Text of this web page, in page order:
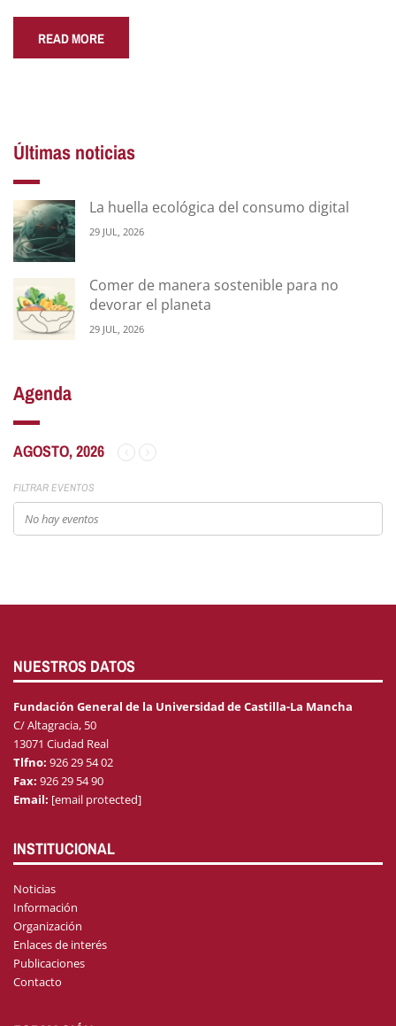
READ MORE
Últimas noticias
La huella ecológica del consumo digital
29 JUL, 2026
Comer de manera sostenible para no
devorar el planeta
29 JUL, 2026
Agenda
AGOSTO, 2026
FILTRAR EVENTOS
No hay eventos
NUESTROS DATOS
Fundación General de la Universidad de Castilla-La Mancha
C/ Altagracia, 50
13071 Ciudad Real
Tlfno: 926 29 54 02
Fax: 926 29 54 90
Email: [email protected]
INSTITUCIONAL
Noticias
Información
Organización
Enlaces de interés
Publicaciones
Contacto